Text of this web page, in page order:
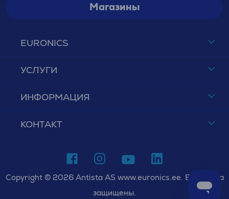
EURONICS
УСЛУГИ
ИНФОРМАЦИЯ
КОНТАКТ
Магазины
Copyright © 2026 Antista AS www.euronics.ee. Все права
защищены.